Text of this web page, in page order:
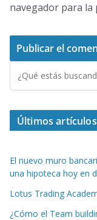
navegador para la
Últimos artículos
El nuevo muro
una hipoteca hoy en
Lotus Trading
¿Cómo el Team